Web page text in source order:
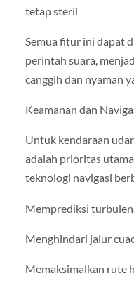
tetap steril
Semua fitur ini dapat
perintah suara,
canggih dan nyaman
Keamanan dan
Untuk kendaraan
adalah prioritas
teknologi navigasi
Memprediksi
Menghindari jalur
Memaksimalkan rute